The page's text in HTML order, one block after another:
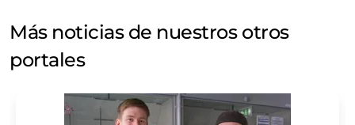
Más noticias de nuestros otros
portales